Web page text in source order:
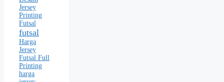
Jersey
Printing
Futsal
futsal
Harga
Jersey
Futsal Full
Printing
harga